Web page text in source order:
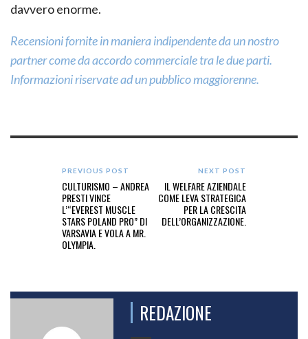
davvero enorme.
Recensioni fornite in maniera indipendente da un nostro
partner come da accordo commerciale tra le due parti.
Informazioni riservate ad un pubblico maggiorenne.
PREVIOUS POST
CULTURISMO – ANDREA
PRESTI VINCE
L’“EVEREST MUSCLE
STARS POLAND PRO” DI
VARSAVIA E VOLA A MR.
OLYMPIA.
NEXT POST
IL WELFARE AZIENDALE
COME LEVA STRATEGICA
PER LA CRESCITA
DELL’ORGANIZZAZIONE.
REDAZIONE